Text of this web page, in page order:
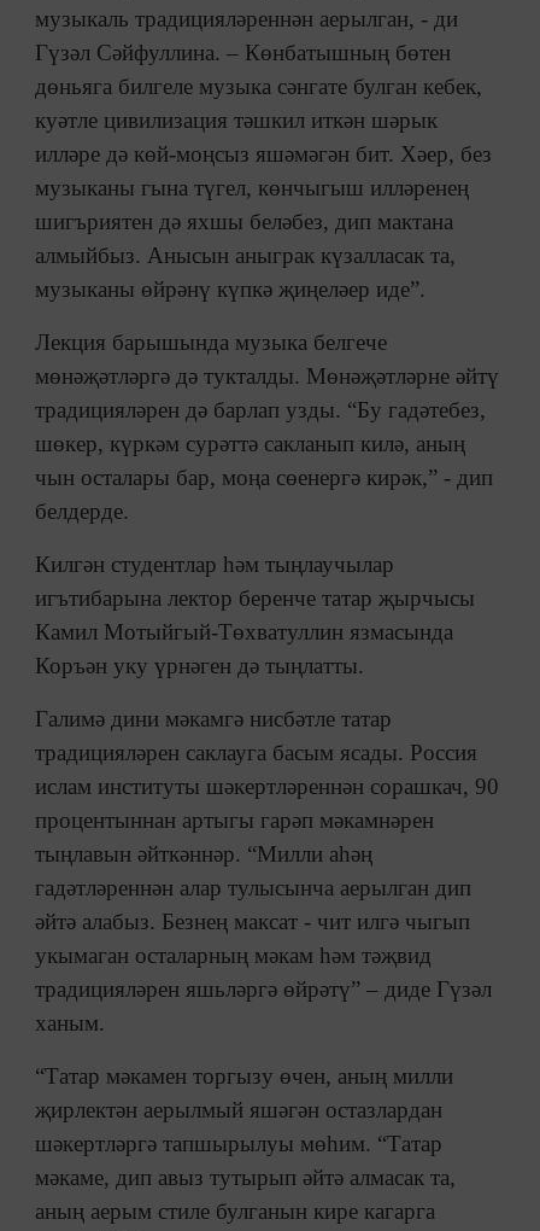
музыкаль традицияләреннән аерылган, - ди
Гүзәл Сәйфуллина. – Көнбатышның бөтен
дөньяга билгеле музыка сәнгате булган кебек,
куәтле цивилизация тәшкил иткән шәрык
илләре дә көй-моңсыз яшәмәгән бит. Хәер, без
музыканы гына түгел, көнчыгыш илләренең
шигъриятен дә яхшы беләбез, дип мактана
алмыйбыз. Анысын аныграк күзалласак та,
музыканы өйрәнү күпкә җиңеләер иде”.
Лекция барышында музыка белгече
мөнәҗәтләргә дә тукталды. Мөнәҗәтләрне әйтү
традицияләрен дә барлап узды. “Бу гадәтебез,
шөкер, күркәм сурәттә сакланып килә, аның
чын осталары бар, моңа сөенергә кирәк,” - дип
белдерде.
Килгән студентлар һәм тыңлаучылар
игътибарына лектор беренче татар җырчысы
Камил Мотыйгый-Төхватуллин язмасында
Коръән уку үрнәген дә тыңлатты.
Галимә дини мәкамгә нисбәтле татар
традицияләрен саклауга басым ясады. Россия
ислам институты шәкертләреннән сорашкач, 90
процентыннан артыгы гарәп мәкамнәрен
тыңлавын әйткәннәр. “Милли аһәң
гадәтләреннән алар тулысынча аерылган дип
әйтә алабыз. Безнең максат - чит илгә чыгып
укымаган осталарның мәкам һәм тәҗвид
традицияләрен яшьләргә өйрәтү” – диде Гүзәл
ханым.
“Татар мәкамен торгызу өчен, аның милли
җирлектән аерылмый яшәгән остазлардан
шәкертләргә тапшырылуы мөһим. “Татар
мәкаме, дип авыз тутырып әйтә алмасак та,
аның аерым стиле булганын кире кагарга